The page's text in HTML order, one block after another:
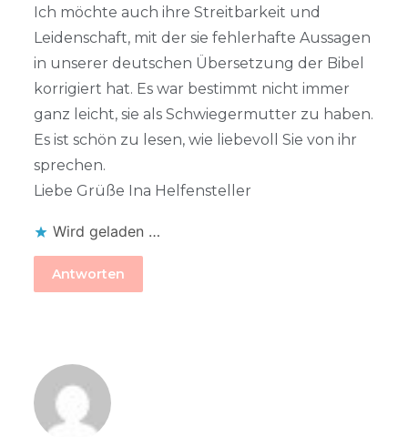
Ich möchte auch ihre Streitbarkeit und
Leidenschaft, mit der sie fehlerhafte Aussagen
in unserer deutschen Übersetzung der Bibel
korrigiert hat. Es war bestimmt nicht immer
ganz leicht, sie als Schwiegermutter zu haben.
Es ist schön zu lesen, wie liebevoll Sie von ihr
sprechen.
Liebe Grüße Ina Helfensteller
Wird geladen …
Antworten